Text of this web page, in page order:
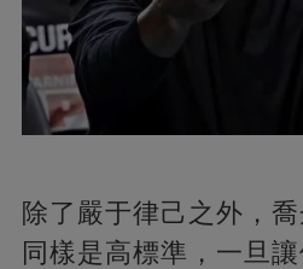
除了嚴于律己之外，
同樣是高標準，一旦